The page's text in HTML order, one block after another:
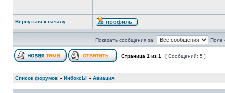
Вернуться к началу
Показать сообщения за: Поле
Страница 1 из 1 [ Сообщений: 5 ]
Список форумов » ИнбоксЫ » Авиация